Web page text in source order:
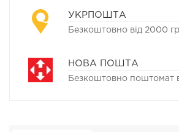
УКРПОШТА
Безкоштовно від 2000
НОВА ПОШТА
Безкоштовно поштомат